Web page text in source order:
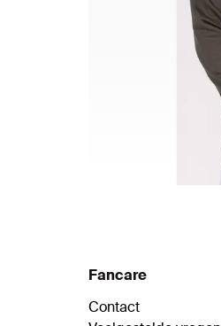
Fancare
Contact